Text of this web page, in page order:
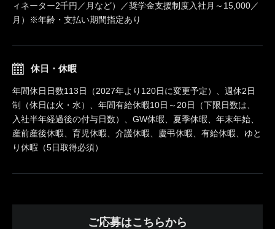
ィネーター2千円／月など）／奨学金支援制度入社月～15,000／
月）※年齢・支払い期間指定あり
休日・休暇
年間休日日数113日（2027年より120日に変更予定）、週休2日
制（休日は火・水）、年間有給休暇10日～20日（下限日数は、
入社半年経過後の付与日数）、GW休暇、夏季休暇、年末年始、
産前産後休暇、育児休暇、介護休暇、慶弔休暇、有給休暇、ゆと
り休暇（5日取得必須）
ご応募はこちらから